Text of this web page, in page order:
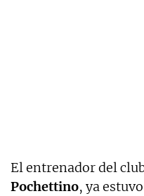
El entrenador del
Pochettino, ya estuvo